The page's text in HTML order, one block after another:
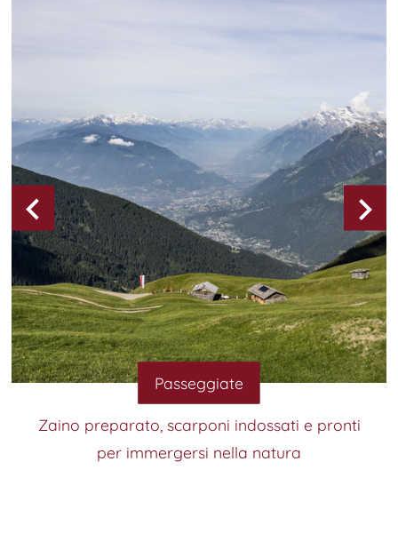
Passeggiate
Zaino preparato, scarponi indossati e pronti
per immergersi nella natura